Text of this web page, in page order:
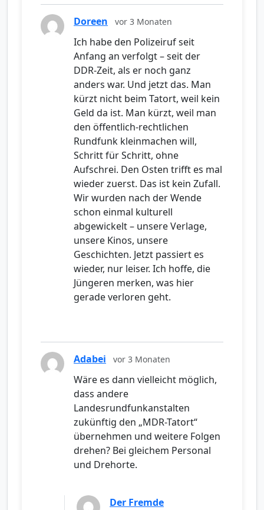
Doreen vor 3 Monaten
Ich habe den Polizeiruf seit
Anfang an verfolgt – seit der
DDR-Zeit, als er noch ganz
anders war. Und jetzt das. Man
kürzt nicht beim Tatort, weil kein
Geld da ist. Man kürzt, weil man
den öffentlich-rechtlichen
Rundfunk kleinmachen will,
Schritt für Schritt, ohne
Aufschrei. Den Osten trifft es mal
wieder zuerst. Das ist kein Zufall.
Wir wurden nach der Wende
schon einmal kulturell
abgewickelt – unsere Verlage,
unsere Kinos, unsere
Geschichten. Jetzt passiert es
wieder, nur leiser. Ich hoffe, die
Jüngeren merken, was hier
gerade verloren geht.
Adabei vor 3 Monaten
Wäre es dann vielleicht möglich,
dass andere
Landesrundfunkanstalten
zukünftig den „MDR-Tatort“
übernehmen und weitere Folgen
drehen? Bei gleichem Personal
und Drehorte.
Der Fremde